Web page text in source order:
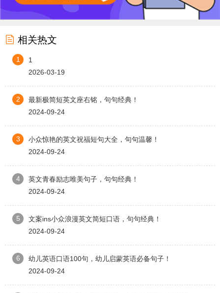
 相关热文
1
1
2026-03-19
2
最新极简短英文座右铭，句句经典！
2024-09-24
3
小众惊艳的英文祝福短句大全，句句温馨！
2024-09-24
4
英文青春励志唯美句子，句句经典！
2024-09-24
5
文案ins小众浪漫英文简短口语，句句经典！
2024-09-24
6
幼儿英语口语100句，幼儿启蒙英语必备句子！
2024-09-24